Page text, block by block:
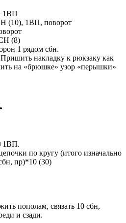
1ВП
(10), 1ВП, поворот
(8)
1 рядом сбн.
накладку к рюкзаку как
на «брюшке» узор «перышки»
по кругу (итого изначально
пр)*10 (30)
пополам, связать 10 сбн,
и сзади.